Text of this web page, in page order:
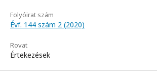
Folyóirat szám
Évf. 144 szám 2 (2020)
Rovat
Értekezések